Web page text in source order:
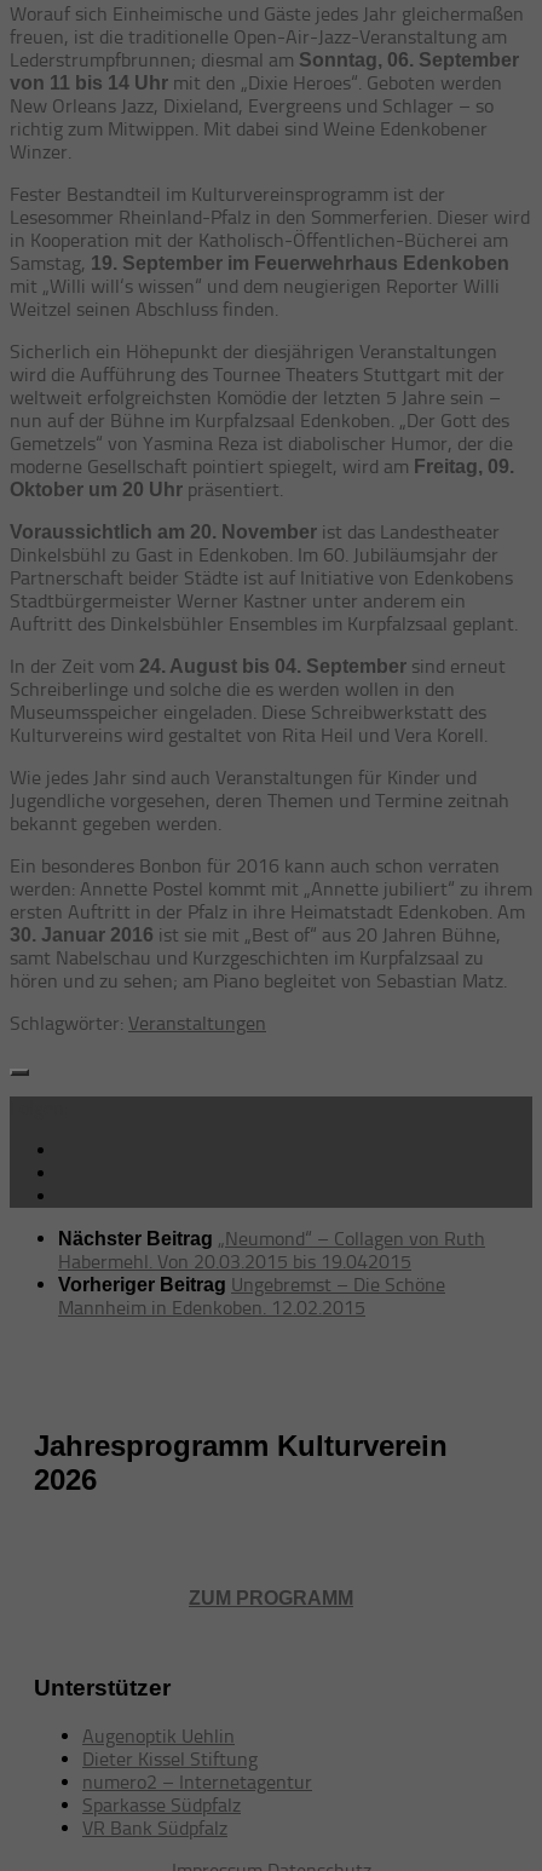
Worauf sich Einheimische und Gäste jedes Jahr gleichermaßen
freuen, ist die traditionelle Open-Air-Jazz-Veranstaltung am
Lederstrumpfbrunnen; diesmal am Sonntag, 06. September
von 11 bis 14 Uhr mit den „Dixie Heroes“. Geboten werden
New Orleans Jazz, Dixieland, Evergreens und Schlager – so
richtig zum Mitwippen. Mit dabei sind Weine Edenkobener
Winzer.
Fester Bestandteil im Kulturvereinsprogramm ist der
Lesesommer Rheinland-Pfalz in den Sommerferien. Dieser wird
in Kooperation mit der Katholisch-Öffentlichen-Bücherei am
Samstag, 19. September im Feuerwehrhaus Edenkoben
mit „Willi will‘s wissen“ und dem neugierigen Reporter Willi
Weitzel seinen Abschluss finden.
Sicherlich ein Höhepunkt der diesjährigen Veranstaltungen
wird die Aufführung des Tournee Theaters Stuttgart mit der
weltweit erfolgreichsten Komödie der letzten 5 Jahre sein –
nun auf der Bühne im Kurpfalzsaal Edenkoben. „Der Gott des
Gemetzels“ von Yasmina Reza ist diabolischer Humor, der die
moderne Gesellschaft pointiert spiegelt, wird am Freitag, 09.
Oktober um 20 Uhr präsentiert.
Voraussichtlich am 20. November ist das Landestheater
Dinkelsbühl zu Gast in Edenkoben. Im 60. Jubiläumsjahr der
Partnerschaft beider Städte ist auf Initiative von Edenkobens
Stadtbürgermeister Werner Kastner unter anderem ein
Auftritt des Dinkelsbühler Ensembles im Kurpfalzsaal geplant.
In der Zeit vom 24. August bis 04. September sind erneut
Schreiberlinge und solche die es werden wollen in den
Museumsspeicher eingeladen. Diese Schreibwerkstatt des
Kulturvereins wird gestaltet von Rita Heil und Vera Korell.
Wie jedes Jahr sind auch Veranstaltungen für Kinder und
Jugendliche vorgesehen, deren Themen und Termine zeitnah
bekannt gegeben werden.
Ein besonderes Bonbon für 2016 kann auch schon verraten
werden: Annette Postel kommt mit „Annette jubiliert“ zu ihrem
ersten Auftritt in der Pfalz in ihre Heimatstadt Edenkoben. Am
30. Januar 2016 ist sie mit „Best of“ aus 20 Jahren Bühne,
samt Nabelschau und Kurzgeschichten im Kurpfalzsaal zu
hören und zu sehen; am Piano begleitet von Sebastian Matz.
Schlagwörter: Veranstaltungen
Nächster Beitrag „Neumond“ – Collagen von Ruth
Habermehl. Von 20.03.2015 bis 19.042015
Vorheriger Beitrag Ungebremst – Die Schöne
Mannheim in Edenkoben. 12.02.2015
Jahresprogramm Kulturverein
2026
ZUM PROGRAMM
Unterstützer
Augenoptik Uehlin
Dieter Kissel Stiftung
numero2 – Internetagentur
Sparkasse Südpfalz
VR Bank Südpfalz